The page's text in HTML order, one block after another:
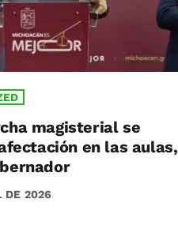
magisterial se
en las aulas,
DE 2026